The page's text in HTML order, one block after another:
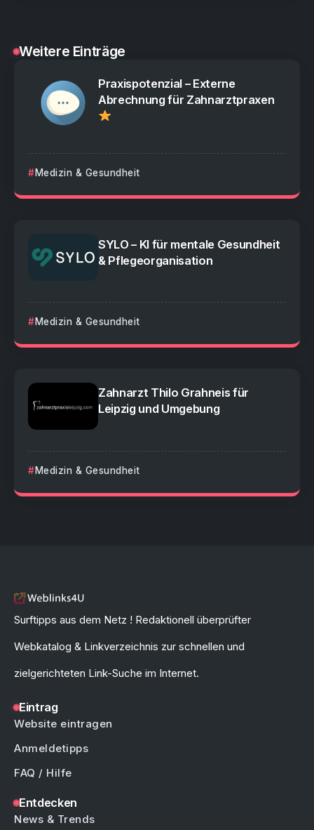
Weitere Einträge
Praxispotenzial – Externe
Abrechnung für Zahnarztpraxen
Medizin & Gesundheit
SYLO – KI für mentale Gesundheit
& Pflegeorganisation
Medizin & Gesundheit
Zahnarzt Thilo Grahneis für
Leipzig und Umgebung
Medizin & Gesundheit
Surftipps aus dem Netz ! Redaktionell überprüfter
Webkatalog & Linkverzeichnis zur schnellen und
zielgerichteten Link-Suche im Internet.
Eintrag
Website eintragen
Anmeldetipps
FAQ / Hilfe
Entdecken
News & Trends